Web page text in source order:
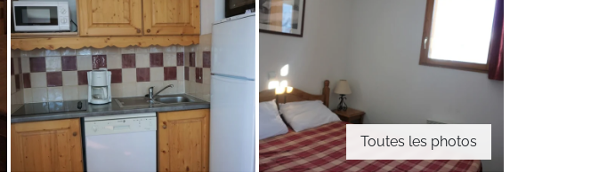
Toutes les photos